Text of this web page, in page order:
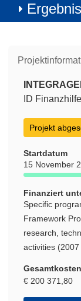
ID
Projekt
Startdatum
15 November
Finanziert
Specific
Framework
research,
activities
Gesamtkosten
€ 200 371,80